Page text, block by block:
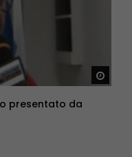
presentato da